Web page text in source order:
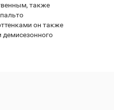
также
он также
демисезонного